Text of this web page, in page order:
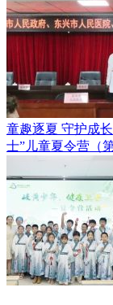
童趣逐夏 守护成
士”儿童夏令营（